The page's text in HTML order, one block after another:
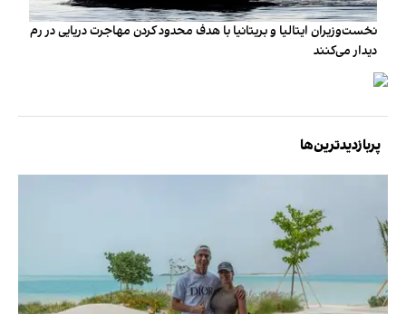
نخست‌وزیران ایتالیا و بریتانیا با هدف محدود کردن مهاجرت دریایی در رم
دیدار می‌کنند
پربازدیدترین‌ها